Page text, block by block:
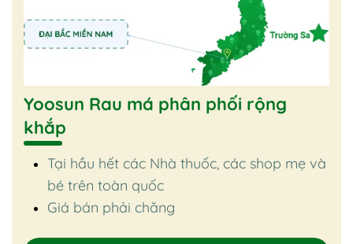
Yoosun Rau má phân phối rộng
khắp
Tại hầu hết các Nhà thuốc, các shop mẹ và
bé trên toàn quốc
Giá bán phải chăng